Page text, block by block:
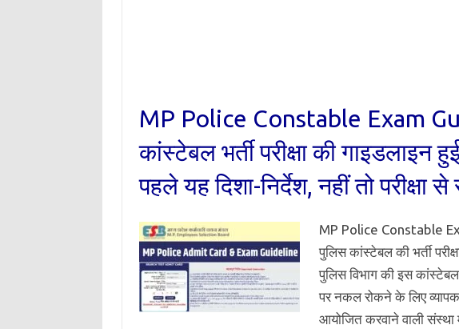
MP Police Constable Exam
कांस्टेबल भर्ती परीक्षा की गाइडलाइन
पहले यह दिशा-निर्देश, नहीं तो परीक्षा
MP Police Constable
पुलिस कांस्टेबल की भर्ती
पुलिस विभाग की इस कांस्टेबल
पर नकल रोकने के लिए व्यापक
आयोजित करवाने वाली